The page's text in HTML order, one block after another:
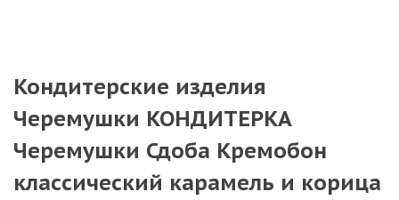
Кондитерские изделия
Черемушки КОНДИТЕРКА
Черемушки Сдоба Кремобон
классический карамель и корица